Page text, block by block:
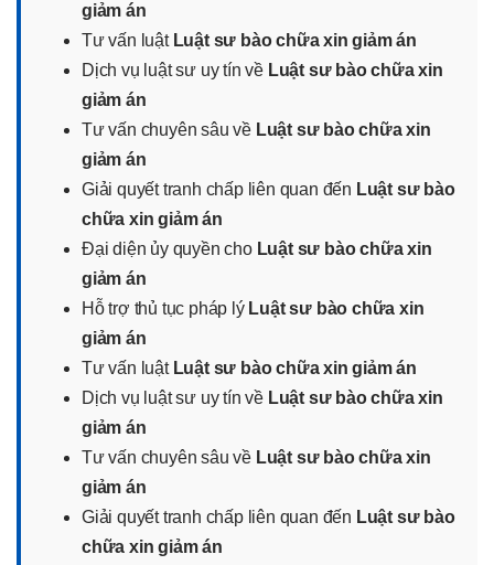
giảm án
Tư vấn luật Luật sư bào chữa xin giảm án
Dịch vụ luật sư uy tín về Luật sư bào chữa xin
giảm án
Tư vấn chuyên sâu về Luật sư bào chữa xin
giảm án
Giải quyết tranh chấp liên quan đến Luật sư bào
chữa xin giảm án
Đại diện ủy quyền cho Luật sư bào chữa xin
giảm án
Hỗ trợ thủ tục pháp lý Luật sư bào chữa xin
giảm án
Tư vấn luật Luật sư bào chữa xin giảm án
Dịch vụ luật sư uy tín về Luật sư bào chữa xin
giảm án
Tư vấn chuyên sâu về Luật sư bào chữa xin
giảm án
Giải quyết tranh chấp liên quan đến Luật sư bào
chữa xin giảm án